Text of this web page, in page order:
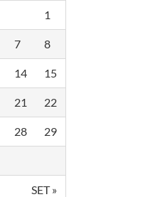
1
7 8
14 15
21 22
28 29
SET »